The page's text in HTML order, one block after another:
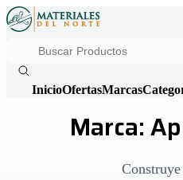
InicioOfertasMarcas
Marca: